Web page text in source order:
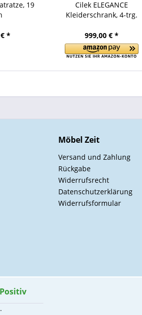
19
*
Cilek ELEGANCE
Kleiderschrank, 4-trg.
999,00 € *
Möbel Zeit
Versand und Zahlung
Rückgabe
Widerrufsrecht
Datenschutzerklärung
Widerrufsformular
Positiv